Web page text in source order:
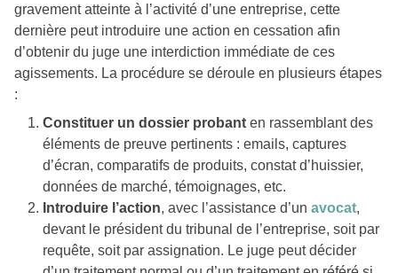
gravement atteinte à l’activité d’une entreprise, cette
dernière peut introduire une action en cessation afin
d’obtenir du juge une interdiction immédiate de ces
agissements. La procédure se déroule en plusieurs étapes
:
Constituer un dossier probant en rassemblant des
éléments de preuve pertinents : emails, captures
d’écran, comparatifs de produits, constat d’huissier,
données de marché, témoignages, etc.
Introduire l’action, avec l’assistance d’un avocat,
devant le président du tribunal de l’entreprise, soit par
requête, soit par assignation. Le juge peut décider